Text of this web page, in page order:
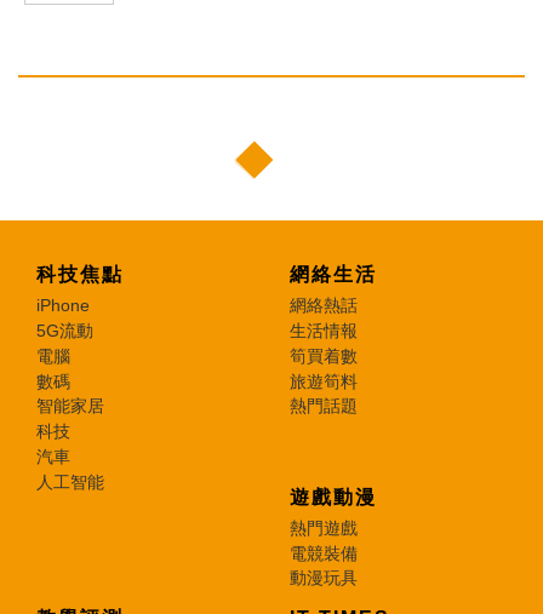
科技焦點
iPhone
5G流動
電腦
數碼
智能家居
科技
汽車
人工智能
網絡生活
網絡熱話
生活情報
筍買着數
旅遊筍料
熱門話題
遊戲動漫
熱門遊戲
電競裝備
動漫玩具